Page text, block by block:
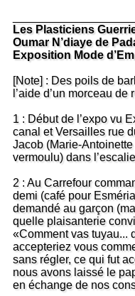
Les Plasticiens
Oumar N’diaye de
Exposition Mode
[Note] : Des poils de
l’aide d’un morceau de
1 : Début de l’expo vu
canal et Versailles rue
Jacob (Marie-
vermoulu) dans
2 : Au Carrefour
demi (café pour
demandé au garçon
quelle plaisanterie
«Comment vas tuyau...
accepteriez vous
sans régler, ce qui fut
nous avons laissé le
en échange de nos